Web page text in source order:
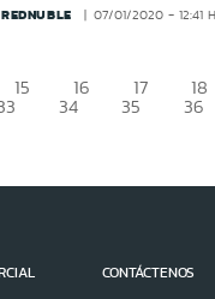
REDNUBLE 07/01/2020 - 12:41
15 16 17 18
34 35 36
CONTÁCTENOS